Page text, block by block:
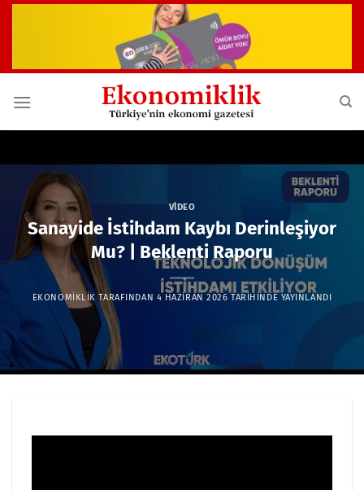
VIDEO
Sanayide İstihdam Kaybı Derinleşiyor
Mu? | Beklenti Raporu
EKONOMIKLIKTARAFINDAN 4 HAZIRAN 2026 TARIHINDE YAYINLANDI